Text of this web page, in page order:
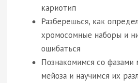
кариотип
Разберешься, как
хромосомные наборы и
ошибаться
Познакомимся со фазами
мейоза и научимся их